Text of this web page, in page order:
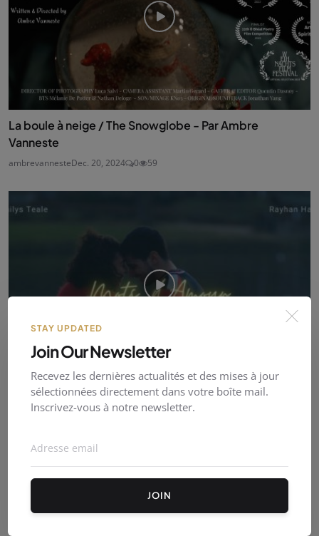
La boule à neige / The Snowglobe - Par Ambre
Vanneste
ambrevannesteDec. 20, 2024 0 59
Mots d'Amour - par Ambre Vanneste
ambrevannesteMars 31, 2021 0 217
STAY UPDATED
Join Our Newsletter
Recevez les dernières actualités et des mises à jour
sélectionnées directement dans votre boîte mail.
Inscrivez-vous à notre newsletter.
JOIN